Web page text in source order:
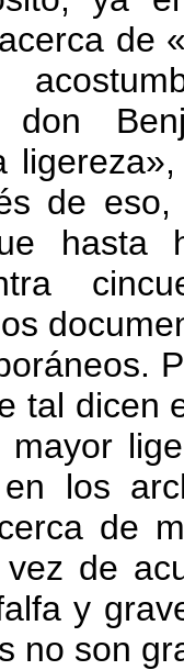
de
don
de
hasta
tal dicen
mayor
los
de
de
y
no son